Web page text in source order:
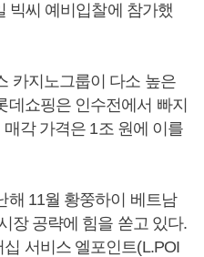
빅씨 예비입찰에 참가했
카지노그룹이 다소 높은
쇼핑은 인수전에서 빠지
각 가격은 1조 원에 이를
해 11월 황쭝하이 베트남
장 공략에 힘을 쏟고 있다.
서비스 엘포인트(L.POI